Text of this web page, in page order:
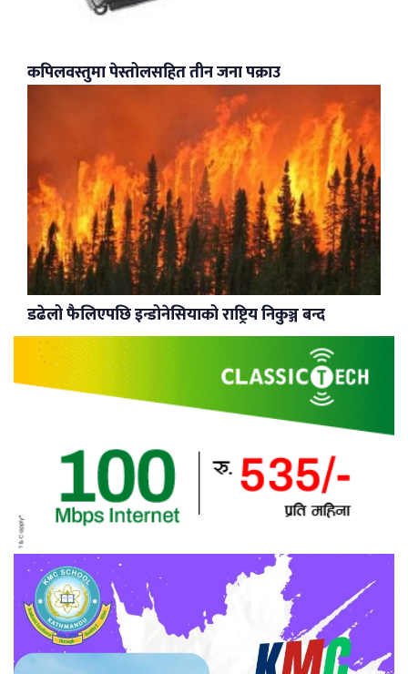
कपिलवस्तुमा पेस्तोलसहित तीन जना पक्राउ
डढेलो फैलिएपछि इन्डोनेसियाको राष्ट्रिय निकुञ्ज बन्द